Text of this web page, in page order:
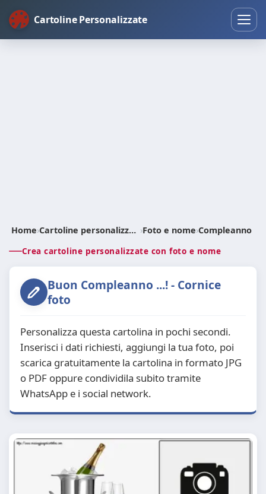
Cartoline Personalizzate
Home› Cartoline personalizzate ›Foto e nome›Compleanno
Crea cartoline personalizzate con foto e nome
Buon Compleanno ...! - Cornice
foto
Personalizza questa cartolina in pochi secondi.
Inserisci i dati richiesti, aggiungi la tua foto, poi
scarica gratuitamente la cartolina in formato JPG
o PDF oppure condividila subito tramite
WhatsApp e i social network.